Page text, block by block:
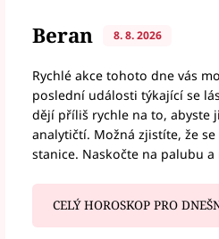
Beran 8. 8. 2026
Rychlé akce tohoto dne vás
poslední události týkající se
dějí příliš rychle na to, abyste
analytičtí. Možná zjistíte, že
stanice. Naskočte na palubu
CELÝ HOROSKOP PRO